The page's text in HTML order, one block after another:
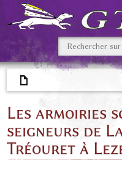
Les armoiries
seigneurs de
Tréouret à